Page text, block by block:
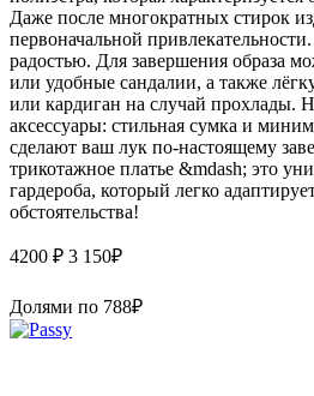
Даже после многократных стирок
первоначальной
радостью. Для завершения образа
или удобные сандалии, а также
или кардиган на случай прохлады.
аксессуары: стильная сумка и
сделают ваш лук по-настоящему
трикотажное платье &mdash; это
гардероба, который легко
обстоятельства!
4200 ₽ 3 150₽
Долями по 788₽